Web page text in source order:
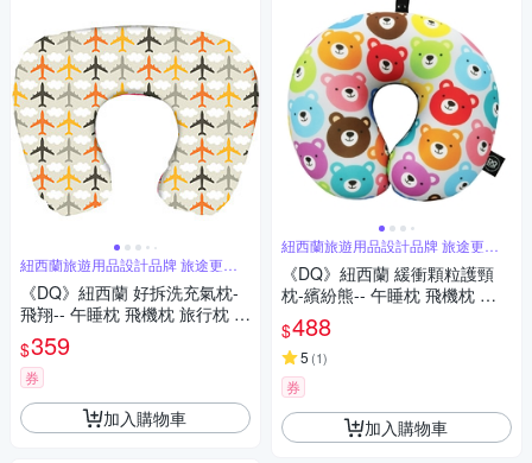
紐西蘭旅遊用品設計品牌 旅途更舒
適
《DQ》紐西蘭 好拆洗充氣枕-
飛翔-- 午睡枕 飛機枕 旅行枕 護
頸枕 U行枕
$359
券
加入購物車
紐西蘭旅遊用品設計品牌 旅途更舒
適
《DQ》紐西蘭 緩衝顆粒護頸
枕-繽紛熊-- 午睡枕 飛機枕 旅
行枕 護頸枕 U行枕
$488
5 (1)
券
加入購物車